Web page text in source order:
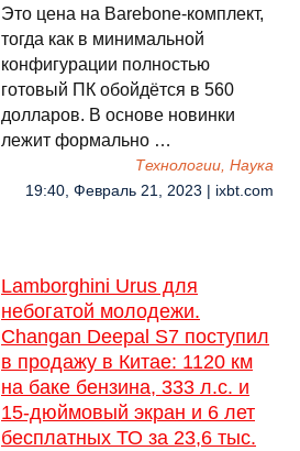
Это цена на Barebone-комплект,
тогда как в минимальной
конфигурации полностью
готовый ПК обойдётся в 560
долларов. В основе новинки
лежит формально …
Технологии, Наука
19:40, Февраль 21, 2023 | ixbt.com
Lamborghini Urus для
небогатой молодежи.
Changan Deepal S7 поступил
в продажу в Китае: 1120 км
на баке бензина, 333 л.с. и
15-дюймовый экран и 6 лет
бесплатных ТО за 23,6 тыс.